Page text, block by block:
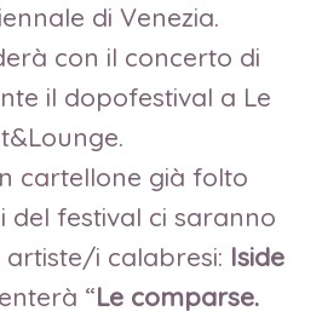
di Venezia.
con il concerto di
il dopofestival a Le
cartellone già folto
del festival ci saranno
i calabresi: Iside
“Le comparse.